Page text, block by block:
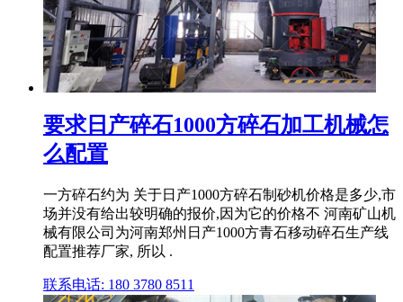
要求日产碎石1000方碎石加工机械怎
么配置
一方碎石约为 关于日产1000方碎石制砂机价格是多少,市
场并没有给出较明确的报价,因为它的价格不 河南矿山机
械有限公司为河南郑州日产1000方青石移动碎石生产线
配置推荐厂家, 所以 .
联系电话: 180 3780 8511